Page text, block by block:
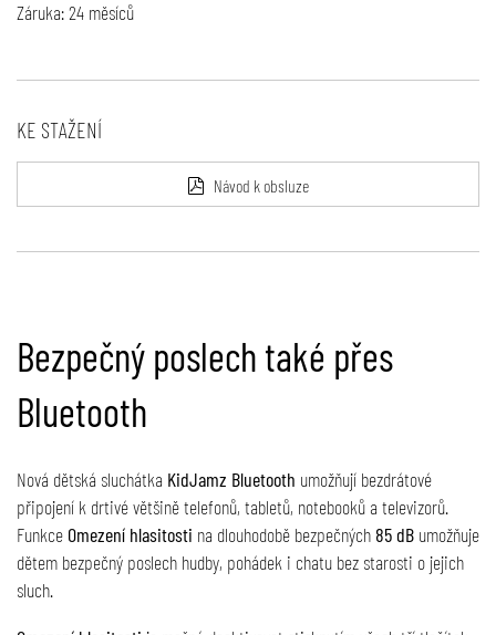
Záruka: 24 měsíců
KE STAŽENÍ
Návod k obsluze
Bezpečný poslech také přes
Bluetooth
Nová dětská sluchátka KidJamz Bluetooth umožňují bezdrátové
připojení k drtivé většině telefonů, tabletů, notebooků a televizorů.
Funkce Omezení hlasitosti na dlouhodobě bezpečných 85 dBumožňuje
dětem bezpečný poslech hudby, pohádek i chatu bez starosti o jejich
sluch.